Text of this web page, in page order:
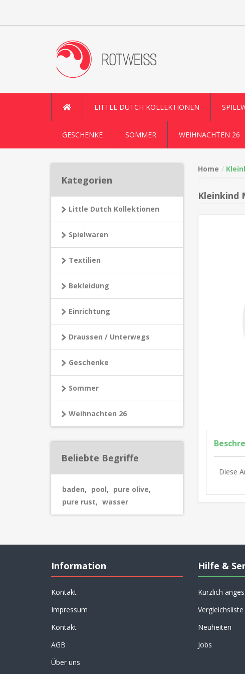
LITTLE DUTCH KOLLEKTIONEN
GESCHENKE SOMMER WEIHNACHTEN 26
Kategorien
Little Dutch Kollektionen
Spielwaren
Textilien
Bekleidung
Einrichtung
Draussen / Unterwegs
Geschenke
Sommer
Weihnachten 26
Beliebte Begriffe
baden, pool, pure olive,
pure rust, wasser
Home
Kleinkind
Diese
Information
Kontakt
Impressum
Kontakt
AGB
Über uns
Hilfe &
Kürzlich
Vergleichsliste
Neuheiten
Jobs